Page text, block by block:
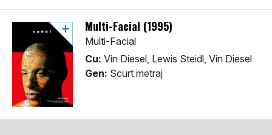
Multi-Facial (1995)
Multi-Facial
Cu: Vin Diesel, Lewis Steidl, Vin Diesel
Gen: Scurt metraj